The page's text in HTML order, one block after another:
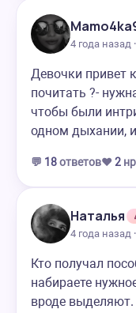
4 года назад
Девочки привет
почитать ?-
чтобы были
одном дыхании,
💬 18ответов❤️ 2
Наталья
4 года назад
Кто получал
набираете
вроде выделяют.